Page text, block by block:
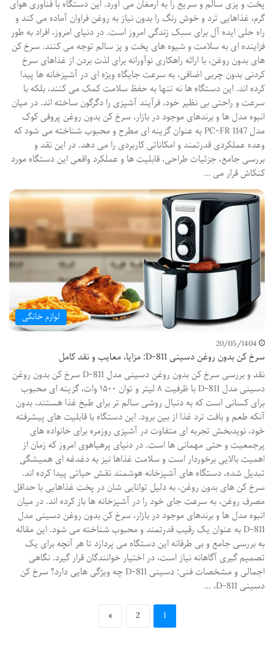
پخت و پزی سالم و سریع را به ارمغان می آورد. این دستگاه با فناوری هوای
گرم، غذاهایی ترد و خوش رنگ را بدون نیاز به روغن فراوان آماده می کند و
راه حلی ایده آل برای سبک زندگی امروز است. در دنیای امروز، افراد به طور
فزاینده ای به سلامت و شیوه های پخت و پز سالم توجه می کنند. سرخ کن
های بدون روغن، با ارائه راهکاری نوآورانه برای لذت بردن از غذاهای سرخ
کردنی بدون چربی اضافی، به سرعت جایگاه ویژه ای در آشپزخانه ها پیدا
کرده اند. این دستگاه ها نه تنها به حفظ سلامت کمک می کنند، بلکه با
سرعت و راحتی بی نظیر خود، فرآیند آشپزی را دگرگون ساخته اند. در میان
انبوه مدل ها و برندهای موجود در بازار، سرخ کن بدون روغن پروفی کوک
مدل PC-FR 1147 به عنوان گزینه ای مطرح و محبوب شناخته می شود که
وعده عملکردی قدرتمند و امکاناتی کاربردی را می دهد. در این نقد و
بررسی جامع، جزئیات طراحی، قابلیت ها و عملکرد واقعی این دستگاه مورد
کنکاش قرار می …
لوازم خانگی
20/05/1404
سرخ کن بدون روغن دسینی D-811: مزایا، معایب و نقد کامل
نقد و بررسی سرخ کن بدون روغن دسینی مدل D-811 سرخ کن بدون روغن
دسینی مدل D-811 با ظرفیت ۸ لیتر و توان ۱۵۰۰ وات، گزینه ای محبوب
برای کسانی است که به دنبال روشی سالم تر برای طبخ غذا هستند، بدون
آنکه طعم و بافت ترد غذا از بین برود. این دستگاه با قابلیت های پیشرفته
خود، نویدبخش تجربه ای متفاوت در آشپزی روزمره برای خانواده های
پرجمعیت و حتی مهمانی ها است. در دنیای پرهیاهوی امروز که زمان از
اهمیت بالایی برخوردار است و سلامت غذاها نیز به دغدغه ای همیشگی
تبدیل شده، دستگاه های آشپزخانه هوشمند نقش حیاتی پیدا کرده اند.
سرخ کن های بدون روغن، به دلیل توانایی شان در پخت غذاهایی با حداقل
مصرف روغن، به سرعت جای خود را در آشپزخانه ها باز کرده اند. در میان
انبوه مدل ها و برندهای موجود در بازار، سرخ کن بدون روغن دسینی مدل
D-811 به عنوان یک رقیب قدرتمند و محبوب شناخته می شود. این مقاله
به بررسی جامع و بی طرفانه این دستگاه می پردازد تا هر آنچه برای یک
تصمیم گیری آگاهانه نیاز است، در اختیار خوانندگان قرار گیرد. نگاهی
اجمالی و مشخصات فنی: دسینی D-811 چه ویژگی هایی دارد؟ سرخ کن
دسینی D-811، …
1
2
»